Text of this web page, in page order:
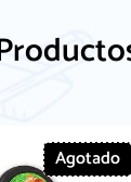
Agotado